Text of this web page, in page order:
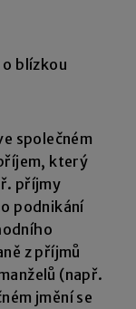
blízkou
společném
který
příjmy
podnikání
z příjmů
(např.
jmění se